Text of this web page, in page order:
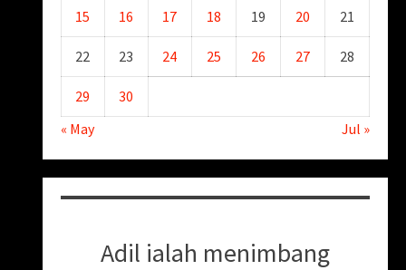
15 16 17 18 19 20 21
22 23 24 25 26 27 28
29
30
« May
Jul »
Adil ialah menimbang